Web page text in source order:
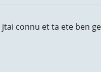
connu et ta ete ben